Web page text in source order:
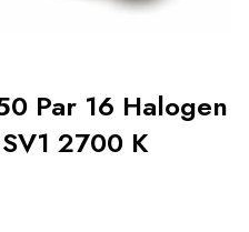
Par 16 Halogen
2700 K